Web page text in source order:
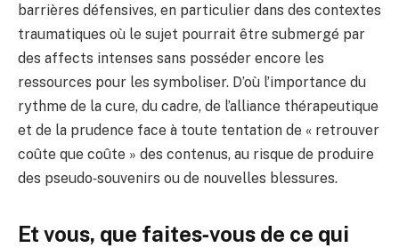
barrières défensives, en particulier dans des contextes
traumatiques où le sujet pourrait être submergé par
des affects intenses sans posséder encore les
ressources pour les symboliser. D’où l’importance du
rythme de la cure, du cadre, de l’alliance thérapeutique
et de la prudence face à toute tentation de « retrouver
coûte que coûte » des contenus, au risque de produire
des pseudo‑souvenirs ou de nouvelles blessures.
Et vous, que faites‑vous de ce qui